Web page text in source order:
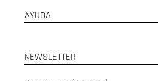
AYUDA
NEWSLETTER